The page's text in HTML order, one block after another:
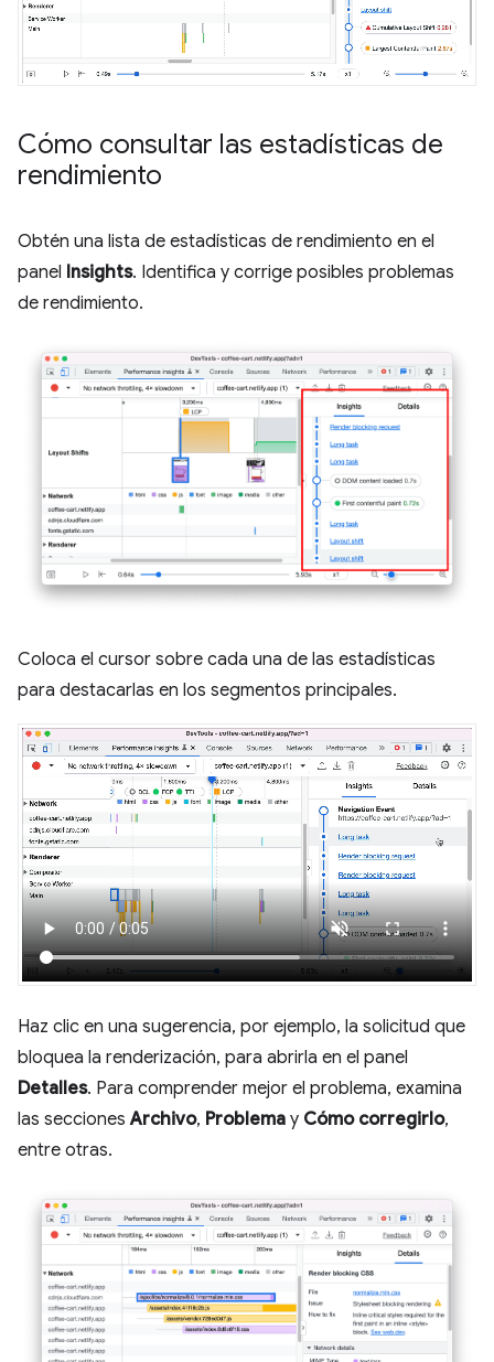
Cómo consultar las estadísticas de
rendimiento
Obtén una lista de estadísticas de rendimiento en el
panel Insights. Identifica y corrige posibles problemas
de rendimiento.
Coloca el cursor sobre cada una de las estadísticas
para destacarlas en los segmentos principales.
Haz clic en una sugerencia, por ejemplo, la solicitud que
bloquea la renderización, para abrirla en el panel
Detalles. Para comprender mejor el problema, examina
las seccionesArchivo, Problema y Cómo corregirlo,
entre otras.